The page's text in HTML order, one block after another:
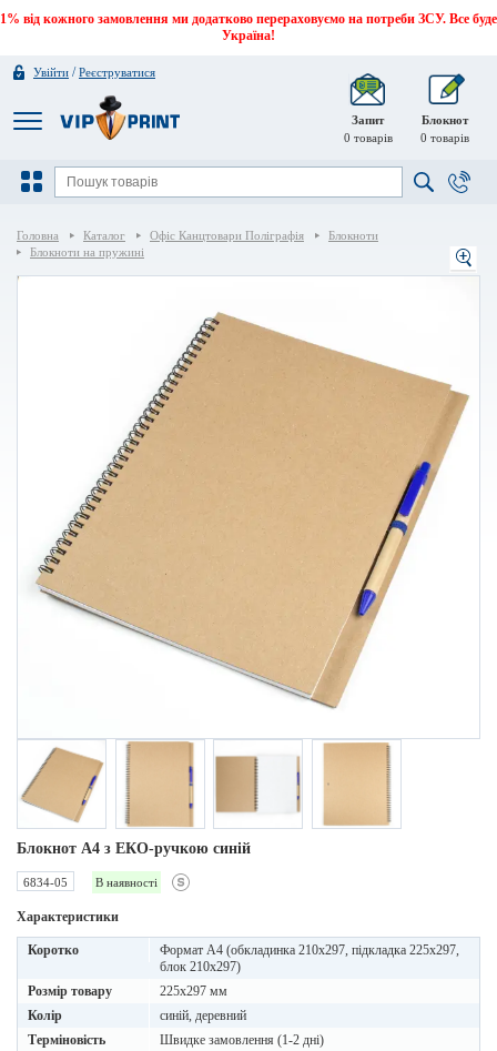
1% від кожного замовлення ми додатково перераховуємо на потреби ЗСУ. Все буде
Україна!
Увійти /Реєструватися
Запит
0 товарів
Блокнот
0 товарів
Головна Каталог Офіс Канцтовари Поліграфія
Блокноти
Блокноти на пружині
Блокнот A4 з ЕКО-ручкою синій
6834-05 В наявності
Характеристики
Коротко
Формат А4 (обкладинка 210х297, підкладка 225х297,
блок 210х297)
Розмір товару
225x297 мм
Колір
синій, деревний
Терміновість
Швидке замовлення (1-2 дні)